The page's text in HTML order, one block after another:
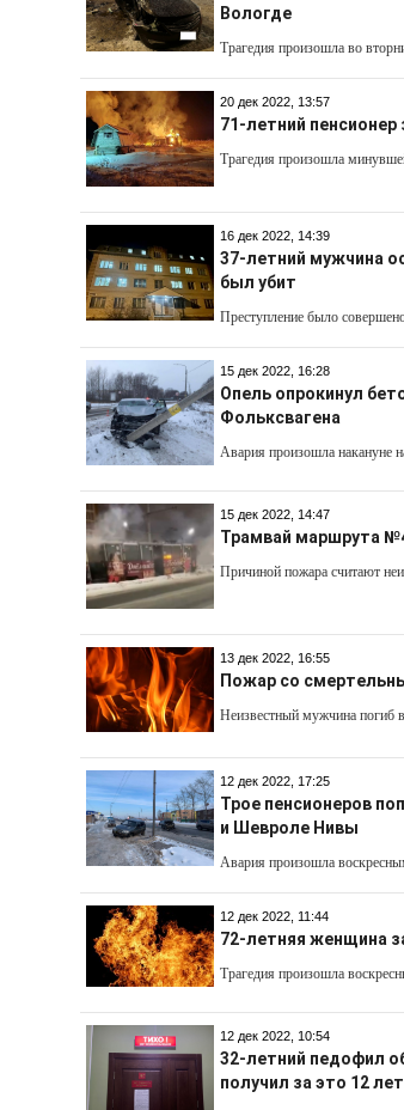
Вологде
Трагедия произошла во
20 дек 2022, 13:57
71-летний
Трагедия произошла
16 дек 2022, 14:39
37-летний мужчина
был убит
Преступление было
15 дек 2022, 16:28
Опель опрокинул
Фольксвагена
Авария произошла накануне
15 дек 2022, 14:47
Трамвай маршрута
Причиной пожара считают
13 дек 2022, 16:55
Пожар со
Неизвестный мужчина погиб
12 дек 2022, 17:25
Трое пенсионеров
и Шевроле Нивы
Авария произошла
12 дек 2022, 11:44
72-летняя женщина
Трагедия произошла
12 дек 2022, 10:54
32-летний педофил
получил за это 12 лет